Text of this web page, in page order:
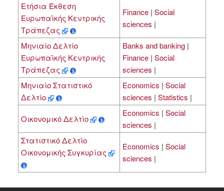
Ετήσια Έκθεση
Ευρωπαϊκής Κεντρικής
Τράπεζας
Finance | Social
sciences |
Μηνιαίο Δελτίο
Ευρωπαϊκής Κεντρικής
Τράπεζας
Banks and banking |
Finance | Social
sciences |
Μηνιαίο Στατιστικό
Δελτίο
Economics | Social
sciences | Statistics |
Οικονομικό Δελτίο
Economics | Social
sciences |
Στατιστικό Δελτίο
Οικονομικής Συγκυρίας
Economics | Social
sciences |